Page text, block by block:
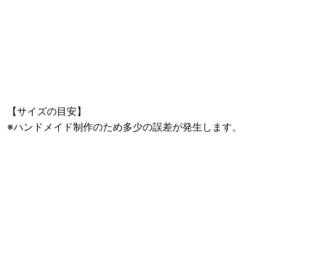
【サイズの目安】
※ハンドメイド制作のため多少の誤差が発生します。